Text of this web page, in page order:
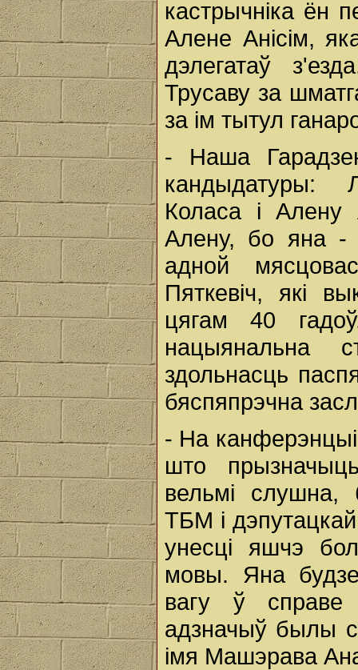
кастрычніка ён
Алене Анісім,
дэлегатаў
Трусаву за
за ім тытул
- Наша
кандыдатуры:
Коласа і
Алену, бо яна -
адной
Пяткевіч, які
цягам 40
нацыянальна
здольнасць
бяспяпрэчна
- На
што
вельмі слушна,
ТБМ і
унесці яшчэ
мовы. Яна
вагу ў справе
адзначыў былы
імя Машэрава